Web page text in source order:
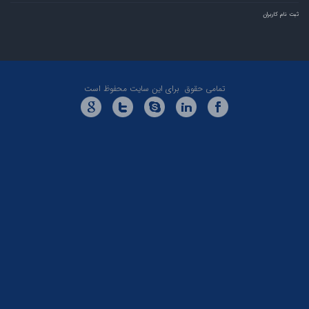
تمامی حقوق برای این سایت محفوظ است